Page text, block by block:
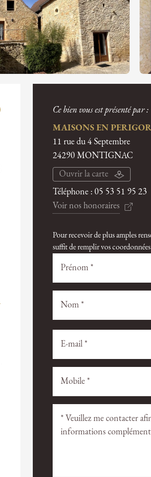
Ce bien vous est présenté par :
MAISONS EN
11 rue du 4 Septembre
24290 MONTIGNAC
Ouvrir la carte
Téléphone :05 53 51 95 23
Voir nos honoraires
Pour recevoir de plus amples
suffit de remplir vos coordonnées
laisser
ce
vide.
laisser
ce
vide.